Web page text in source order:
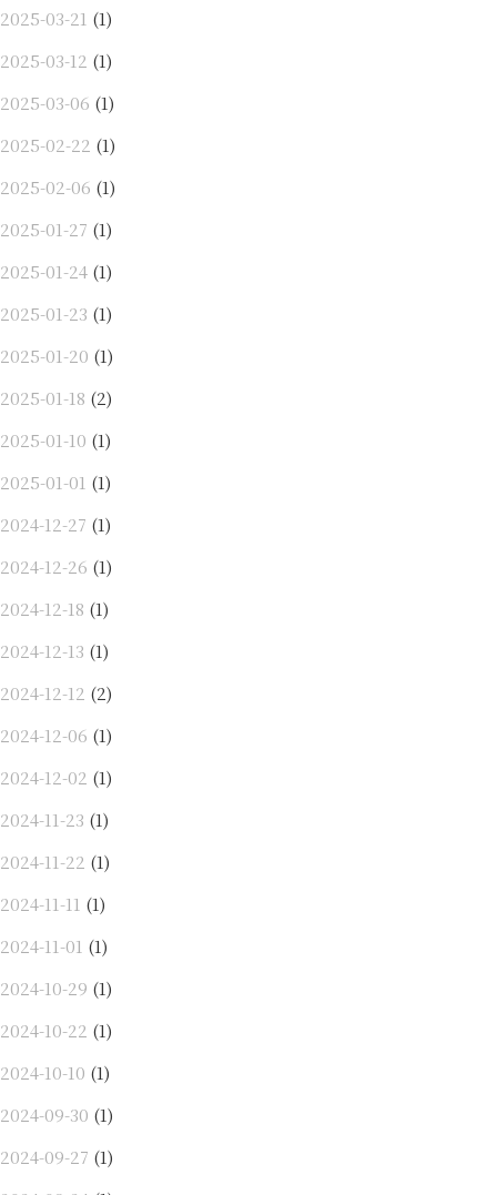
2025-03-21 (1)
2025-03-12 (1)
2025-03-06 (1)
2025-02-22 (1)
2025-02-06 (1)
2025-01-27 (1)
2025-01-24 (1)
2025-01-23 (1)
2025-01-20 (1)
2025-01-18 (2)
2025-01-10 (1)
2025-01-01 (1)
2024-12-27 (1)
2024-12-26 (1)
2024-12-18 (1)
2024-12-13 (1)
2024-12-12 (2)
2024-12-06 (1)
2024-12-02 (1)
2024-11-23 (1)
2024-11-22 (1)
2024-11-11 (1)
2024-11-01 (1)
2024-10-29 (1)
2024-10-22 (1)
2024-10-10 (1)
2024-09-30 (1)
2024-09-27 (1)